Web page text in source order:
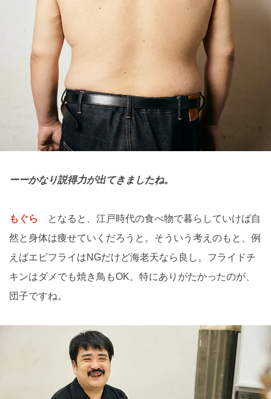
ーーかなり説得力が出てきましたね。
もぐら
となると、江戸時代の食べ物で暮らしていけば自
然と身体は痩せていくだろうと。そういう考えのもと、例
えばエビフライはNGだけど海老天なら良し。フライドチ
キンはダメでも焼き鳥もOK。特にありがたかったのが、
団子ですね。